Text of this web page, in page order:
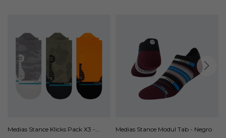
Medias Stance Klicks Pack X3 -
Medias Stance Modul Tab - Negro